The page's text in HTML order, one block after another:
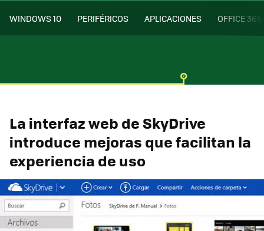
WINDOWS 10 PERIFÉRICOS APLICACIONES OFFICE 365
La interfaz web de SkyDrive
introduce mejoras que facilitan la
experiencia de uso